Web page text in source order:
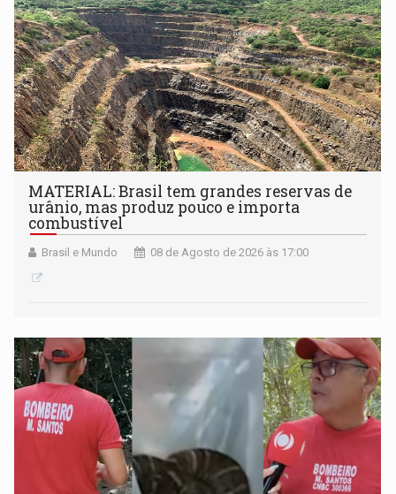
MATERIAL: Brasil tem grandes reservas de
urânio, mas produz pouco e importa
combustível
Brasil e Mundo 08 de Agosto de 2026 às 17:00